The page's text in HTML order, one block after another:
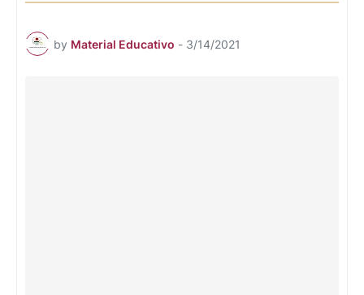
by Material Educativo - 3/14/2021